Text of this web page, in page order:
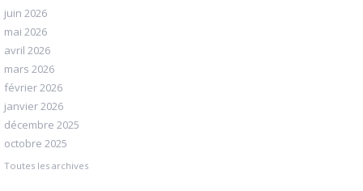
juin 2026
mai 2026
avril 2026
mars 2026
février 2026
janvier 2026
décembre 2025
octobre 2025
Toutes les archives